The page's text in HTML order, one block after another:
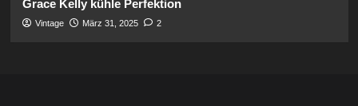
Grace Kelly kühle Perfektion
Vintage März 31, 2025 2